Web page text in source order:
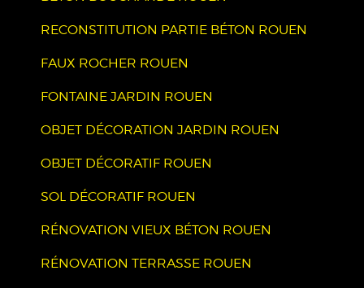
RECONSTITUTION PARTIE BÉTON ROUEN
FAUX ROCHER ROUEN
FONTAINE JARDIN ROUEN
OBJET DÉCORATION JARDIN ROUEN
OBJET DÉCORATIF ROUEN
SOL DÉCORATIF ROUEN
RÉNOVATION VIEUX BÉTON ROUEN
RÉNOVATION TERRASSE ROUEN